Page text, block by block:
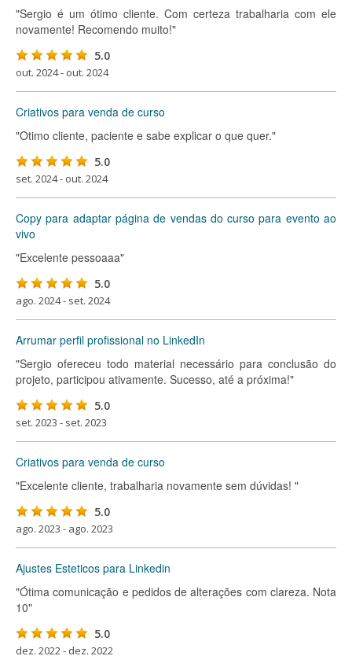
"Sergio é um ótimo cliente. Com certeza trabalharia com ele
novamente! Recomendo muito!"
5.0
out. 2024 - out. 2024
Criativos para venda de curso
"Otimo cliente, paciente e sabe explicar o que quer."
5.0
set. 2024 - out. 2024
Copy para adaptar página de vendas do curso para evento ao
vivo
"Excelente pessoaaa"
5.0
ago. 2024 - set. 2024
Arrumar perfil profissional no LinkedIn
"Sergio ofereceu todo material necessário para conclusão do
projeto, participou ativamente. Sucesso, até a próxima!"
5.0
set. 2023 - set. 2023
Criativos para venda de curso
"Excelente cliente, trabalharia novamente sem dúvidas! "
5.0
ago. 2023 - ago. 2023
Ajustes Esteticos para Linkedin
"Ótima comunicação e pedidos de alterações com clareza. Nota
10"
5.0
dez. 2022 - dez. 2022